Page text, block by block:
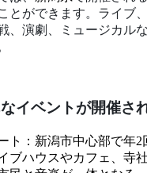
とができます。ライブ
、演劇、ミュージカル
イベントが開催さ
ト：新潟市中心部で年2
ブハウスやカフェ、寺